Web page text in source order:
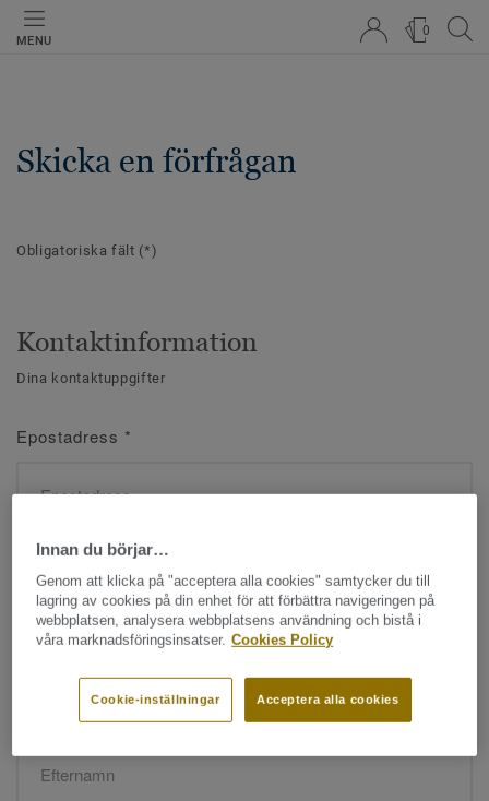
MENU
0
Skicka en förfrågan
Obligatoriska fält (*)
Kontaktinformation
Dina kontaktuppgifter
Epostadress *
Namn*
Efternamn*
Innan du börjar…
Genom att klicka på "acceptera alla cookies" samtycker du till
lagring av cookies på din enhet för att förbättra navigeringen på
webbplatsen, analysera webbplatsens användning och bistå i
våra marknadsföringsinsatser. Cookies Policy
Acceptera alla cookies
Cookie-inställningar